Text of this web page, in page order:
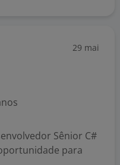
29 mai
Sênior C#
para